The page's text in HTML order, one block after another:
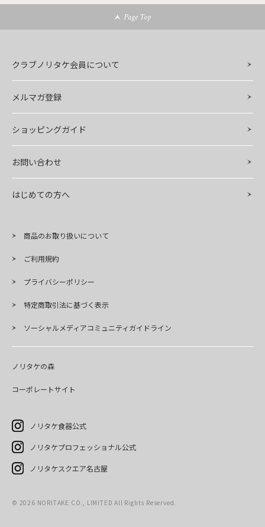
Page Top
クラブノリタケ会員について
メルマガ登録
ショッピングガイド
お問い合わせ
はじめての方へ
商品のお取り扱いについて
ご利用規約
プライバシーポリシー
特定商取引法に基づく表示
ソーシャルメディアコミュニティガイドライン
ノリタケの森
コーポレートサイト
ノリタケ食器公式
ノリタケプロフェッショナル公式
ノリタケスクエア名古屋
© 2026 NORITAKE CO., LIMITED All Rights Reserved.